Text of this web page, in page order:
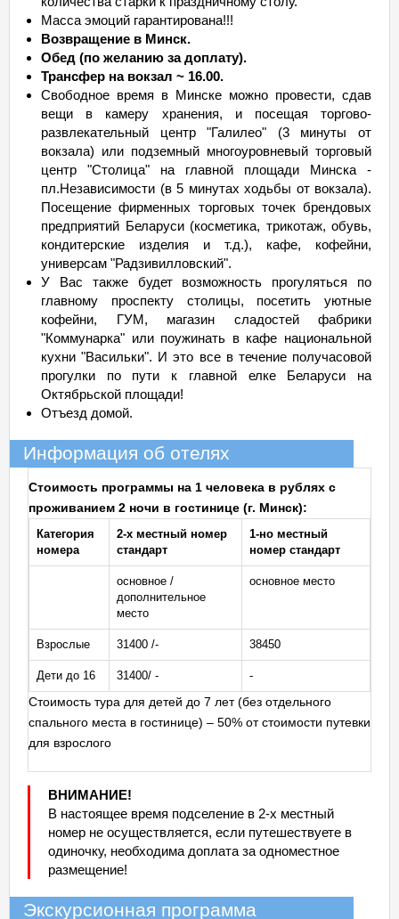
Масса эмоций гарантирована!!!
Возвращение в Минск.
Обед (по желанию за доплату).
Трансфер на вокзал ~ 16.00.
Свободное время в Минске можно провести, сдав
вещи в камеру хранения, и посещая торгово-
развлекательный центр "Галилео" (3 минуты от
вокзала) или подземный многоуровневый торговый
центр "Столица" на главной площади Минска -
пл.Независимости (в 5 минутах ходьбы от вокзала).
Посещение фирменных торговых точек брендовых
предприятий Беларуси (косметика, трикотаж, обувь,
кондитерские изделия и т.д.), кафе, кофейни,
универсам "Радзивилловский".
У Вас также будет возможность прогуляться по
главному проспекту столицы, посетить уютные
кофейни, ГУМ, магазин сладостей фабрики
"Коммунарка" или поужинать в кафе национальной
кухни "Васильки". И это все в течение получасовой
прогулки по пути к главной елке Беларуси на
Октябрьской площади!
Отъезд домой.
Информация об отелях
Стоимость программы на 1 человека в рублях с
проживанием 2 ночи в гостинице (г. Минск):
Категория
номера
2-х местный номер
стандарт
1-но местный
номер стандарт
основное /
дополнительное
место
основное место
Взрослые 31400 /- 38450
Дети до 16 31400/ - -
Стоимость тура для детей до 7 лет (без отдельного
спального места в гостинице) – 50% от стоимости путевки
для взрослого
ВНИМАНИЕ!
В настоящее время подселение в 2-х местный
номер не осуществляется, если путешествуете в
одиночку, необходима доплата за одноместное
размещение!
Экскурсионная программа